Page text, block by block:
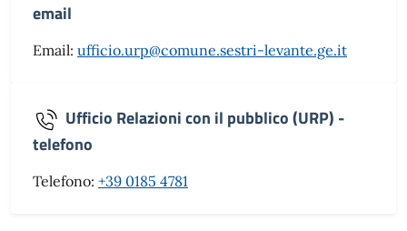
email
Email: ufficio.urp@comune.sestri-levante.ge.it
Ufficio Relazioni con il pubblico (URP) -
telefono
Telefono: +39 0185 4781